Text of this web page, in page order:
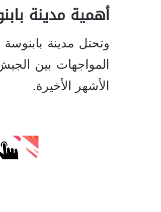
أهمية مدينة
وتحتل مدينة
المواجهات بين
الأشهر الأخيرة.